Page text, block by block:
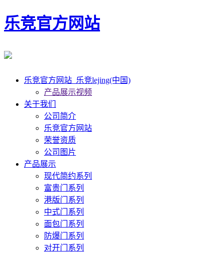
乐竞官方网站
乐竞官方网站_乐竞lejing(中国)
产品展示视频
关于我们
公司简介
乐竞官方网站
荣誉资质
公司图片
产品展示
现代简约系列
富贵门系列
港版门系列
中式门系列
面包门系列
防爆门系列
对开门系列